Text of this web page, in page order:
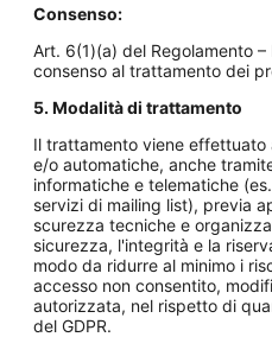
Consenso:
Art. 6(1)(a) del Regolamento
consenso al trattamento dei
5. Modalità di trattamento
Il trattamento viene effettuato
e/o automatiche, anche
informatiche e telematiche
servizi di mailing list), previa
scurezza tecniche e
sicurezza, l'integrità e la
modo da ridurre al minimo i
accesso non consentito,
autorizzata, nel rispetto di
del GDPR.